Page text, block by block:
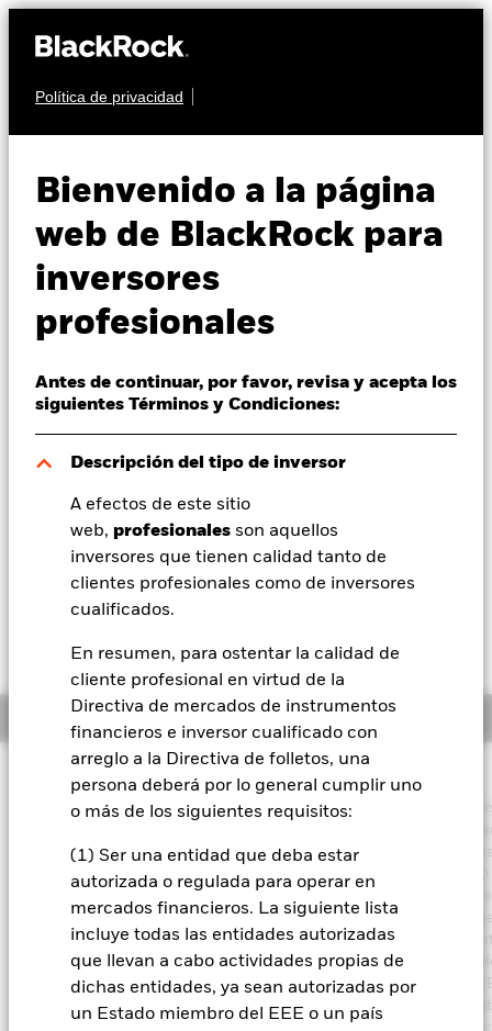
Política de privacidad
Bienvenido a la página
web de BlackRock para
inversores
profesionales
Antes de continuar, por favor, revisa y acepta los
siguientes Términos y Condiciones:
Descripción del tipo de inversor
A efectos de este sitio
web, profesionales son aquellos
inversores que tienen calidad tanto de
clientes profesionales como de inversores
cualificados.
En resumen, para ostentar la calidad de
cliente profesional en virtud de la
Directiva de mercados de instrumentos
financieros e inversor cualificado con
arreglo a la Directiva de folletos, una
persona deberá por lo general cumplir uno
o más de los siguientes requisitos:
(1) Ser una entidad que deba estar
autorizada o regulada para operar en
mercados financieros. La siguiente lista
incluye todas las entidades autorizadas
que llevan a cabo actividades propias de
dichas entidades, ya sean autorizadas por
un Estado miembro del EEE o un país
Perspectivas
Visión de mercado
Educación
Profesionales
España
Change location
BlackRock
iShares
Nuestra compañía
Fund
Valor liquidativo a 07 ago 2026
USD 51,16
USD -0,30 (-0,58%)
Filosofía de inversión
El Fondo tiene por objetivo maximizar la rentabilidad de su
de los activos del Fondo, e invirtiendo de forma coherente con
principios medioambientales, sociales y de gobierno corporativo
70% de su activo total en valores de renta variable (como
empresas domiciliadas o que desarrollen una parte
su actividad económica en servicios financieros. Los activos
Fondo se invertirán de acuerdo con lo establecido en su Política
tal como se indica en el folleto. Para obtener más información